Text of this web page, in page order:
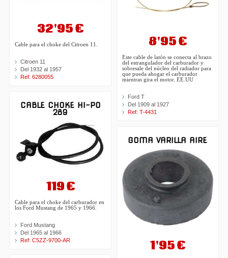
32'95 €
Cable para el choke del Citroen 11.
Citroen 11
Del 1932 al 1957
Ref: 6280055
CABLE CHOKE HI-PO
289
119 €
Cable para el choke del carburador en
los Ford Mustang de 1965 y 1966.
Ford Mustang
Del 1965 al 1966
Ref: C5ZZ-9700-AR
8'95 €
Este cable de latón se conecta al brazo
del estrangulador del carburador y
sobresale del núcleo del radiador para
que pueda ahogar el carburador
mientras gira el motor. EE.UU
Ford T
Del 1909 al 1927
Ref: T-4431
GOMA VARILLA AIRE
1'95 €